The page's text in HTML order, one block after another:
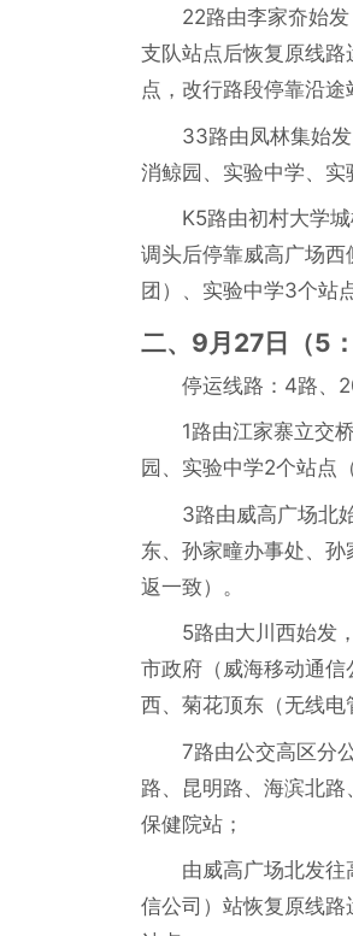
22路由李家夼始
支队站点后恢复原线
点，改行路段停靠沿途
33路由凤林集始
消鲸园、实验中学、实
K5路由初村大学
调头后停靠威高广场
团）、实验中学3个站点
二、9月27日（5
停运线路：4路、
1路由江家寨立交
园、实验中学2个站点
3路由威高广场北
东、孙家疃办事处、
返一致）。
5路由大川西始发
市政府（威海移动通
西、菊花顶东（无线电
7路由公交高区分
路、昆明路、海滨北
保健院站；
由威高广场北发
信公司）站恢复原线